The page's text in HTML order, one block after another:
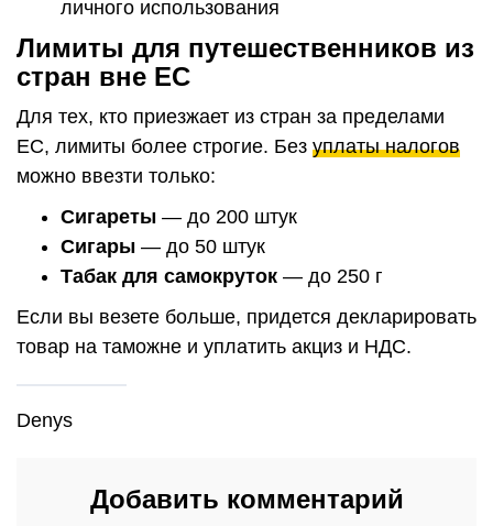
личного использования
Лимиты для путешественников из
стран вне ЕС
Для тех, кто приезжает из стран за пределами
ЕС, лимиты более строгие. Без уплаты налогов
можно ввезти только:
Сигареты — до 200 штук
Сигары — до 50 штук
Табак для самокруток — до 250 г
Если вы везете больше, придется декларировать
товар на таможне и уплатить акциз и НДС.
Denys
Добавить комментарий